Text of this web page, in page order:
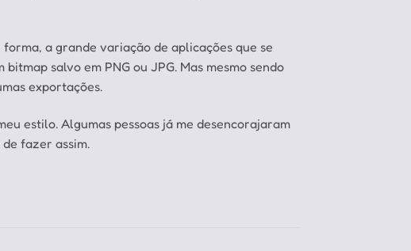
a grande variação de aplicações que se
salvo em PNG ou JPG. Mas mesmo sendo
exportações.
estilo. Algumas pessoas já me desencorajaram
fazer assim.